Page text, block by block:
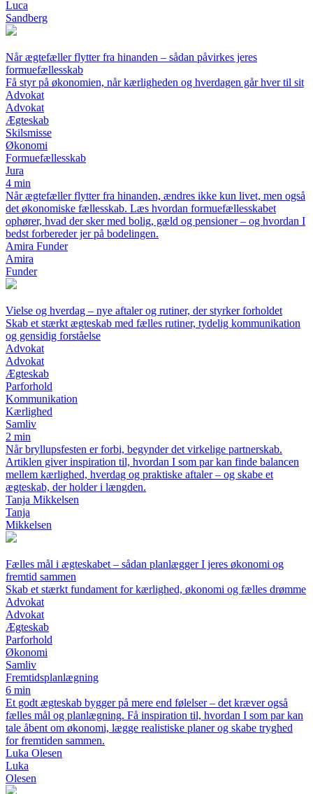
Luca
Sandberg
Når ægtefæller flytter fra hinanden – sådan påvirkes jeres
formuefællesskab
Få styr på økonomien, når kærligheden og hverdagen går hver til sit
Advokat
Advokat
Ægteskab
Skilsmisse
Økonomi
Formuefællesskab
Jura
4 min
Når ægtefæller flytter fra hinanden, ændres ikke kun livet, men også
det økonomiske fællesskab. Læs hvordan formuefællesskabet
ophører, hvad der sker med bolig, gæld og pensioner – og hvordan I
bedst forbereder jer på bodelingen.
Amira Funder
Amira
Funder
Vielse og hverdag – nye aftaler og rutiner, der styrker forholdet
Skab et stærkt ægteskab med fælles rutiner, tydelig kommunikation
og gensidig forståelse
Advokat
Advokat
Ægteskab
Parforhold
Kommunikation
Kærlighed
Samliv
2 min
Når bryllupsfesten er forbi, begynder det virkelige partnerskab.
Artiklen giver inspiration til, hvordan I som par kan finde balancen
mellem kærlighed, hverdag og praktiske aftaler – og skabe et
ægteskab, der holder i længden.
Tanja Mikkelsen
Tanja
Mikkelsen
Fælles mål i ægteskabet – sådan planlægger I jeres økonomi og
fremtid sammen
Skab et stærkt fundament for kærlighed, økonomi og fælles drømme
Advokat
Advokat
Ægteskab
Parforhold
Økonomi
Samliv
Fremtidsplanlægning
6 min
Et godt ægteskab bygger på mere end følelser – det kræver også
fælles mål og planlægning. Få inspiration til, hvordan I som par kan
tale åbent om økonomi, lægge realistiske planer og skabe tryghed
for fremtiden sammen.
Luka Olesen
Luka
Olesen